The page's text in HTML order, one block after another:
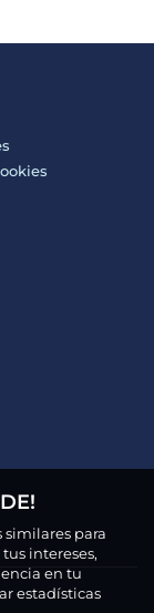
similares para
intereses,
en tu
estadísticas